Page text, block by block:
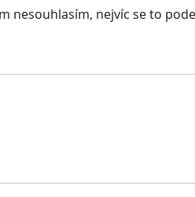
nesouhlasím, nejvíc se to